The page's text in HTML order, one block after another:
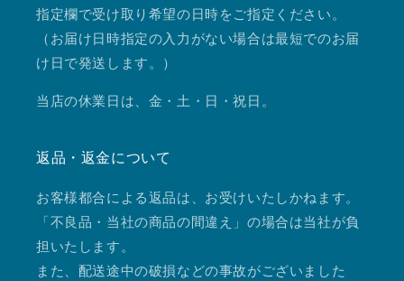
指定欄で受け取り希望の日時をご指定ください。
（お届け日時指定の入力がない場合は最短でのお届
け日で発送します。）
当店の休業日は、金・土・日・祝日。
返品・返金について
お客様都合による返品は、お受けいたしかねます。
「不良品・当社の商品の間違え」の場合は当社が負
担いたします。
また、配送途中の破損などの事故がございました